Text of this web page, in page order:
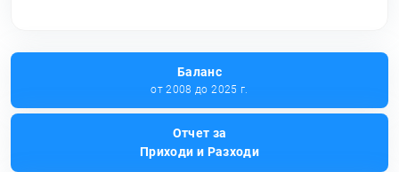
Баланс
от 2008 до 2025 г.
Отчет за
Приходи и Разходи